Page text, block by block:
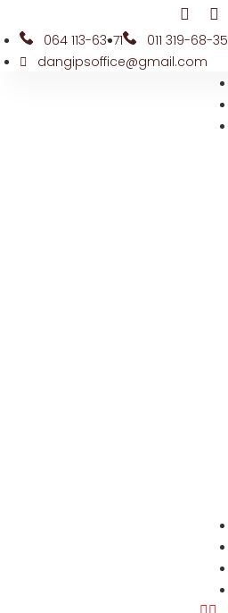
064 113-63-71
011 319-68-35
dangipsoffice@gmail.com